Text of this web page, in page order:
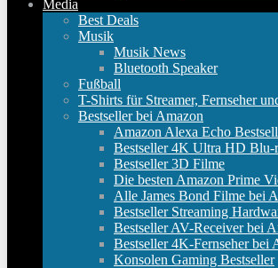
Media
Best Deals
Musik
Musik News
Bluetooth Speaker
Fußball
T-Shirts für Streamer, Fernseher
Bestseller bei Amazon
Amazon Alexa Echo
Bestseller 4K Ultra HD Blu-
Bestseller 3D Filme
Die besten Amazon Prime
Alle James Bond Filme bei
Bestseller Streaming
Bestseller AV-Receiver bei
Bestseller 4K-Fernseher bei
Konsolen Gaming Bestseller